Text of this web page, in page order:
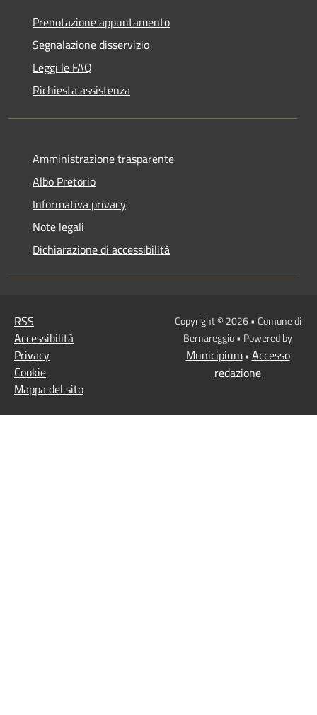
Prenotazione appuntamento
Segnalazione disservizio
Leggi le FAQ
Richiesta assistenza
Amministrazione trasparente
Albo Pretorio
Informativa privacy
Note legali
Dichiarazione di accessibilità
RSS
Accessibilità
Privacy
Cookie
Mappa del sito
Copyright © 2026 • Comune di
Bernareggio • Powered by
Municipium• Accesso
redazione